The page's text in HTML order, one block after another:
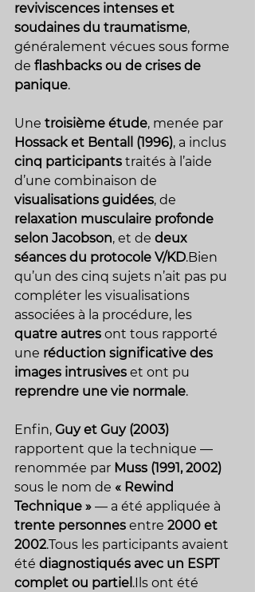
reviviscences intenses et
soudaines du traumatisme,
généralement vécues sous forme
de flashbacks ou de crises de
panique.
Une troisième étude, menée par
Hossack et Bentall (1996), a inclus
cinq participants traités à l’aide
d’une combinaison de
visualisations guidées, de
relaxation musculaire profonde
selon Jacobson, et de deux
séances du protocole V/KD.Bien
qu’un des cinq sujets n’ait pas pu
compléter les visualisations
associées à la procédure, les
quatre autres ont tous rapporté
une réduction significative des
images intrusives et ont pu
reprendre une vie normale.
Enfin, Guy et Guy (2003)
rapportent que la technique —
renommée par Muss (1991, 2002)
sous le nom de « Rewind
Technique » — a été appliquée à
trente personnes entre 2000 et
2002.Tous les participants avaient
été diagnostiqués avec un ESPT
complet ou partiel .Ils ont été